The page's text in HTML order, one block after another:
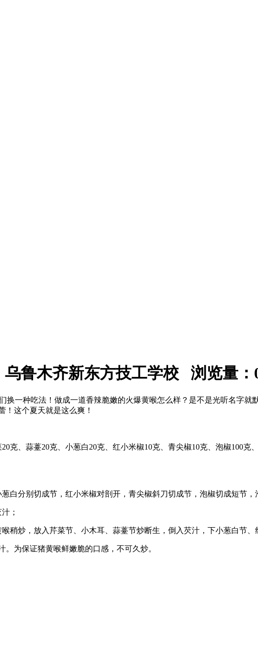
鲁木齐新东方技工学校 浏览量：
换一种吃法！做成一道香辣脆嫩的火爆黄喉怎么样？是不是光听名字就
！这个夏天就是这么爽！
克、蒜薹20克、小葱白20克、红小米椒10克、青尖椒10克、泡椒100克
白分别切成节，红小米椒对剖开，青尖椒斜刀切成节，泡椒切成短节，
；
稍炒，放入芹菜节、小木耳、蒜薹节炒断生，倒入芡汁，下小葱白节、
为保证猪黄喉鲜嫩脆的口感，不可久炒。